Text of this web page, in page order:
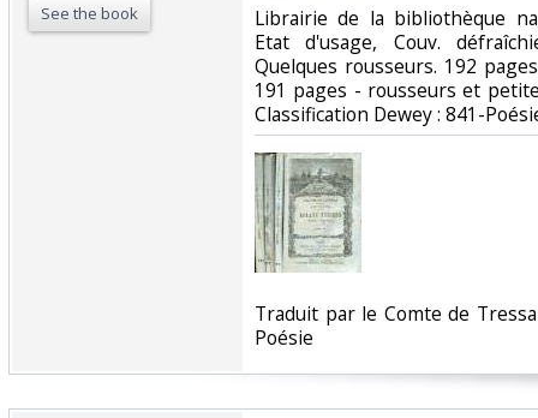
See the book
‎Librairie de la bibliothèque
Etat d'usage, Couv.
Quelques rousseurs. 192
191 pages - rousseurs et
Classification Dewey : 841-
‎Traduit par le Comte de
Poésie‎